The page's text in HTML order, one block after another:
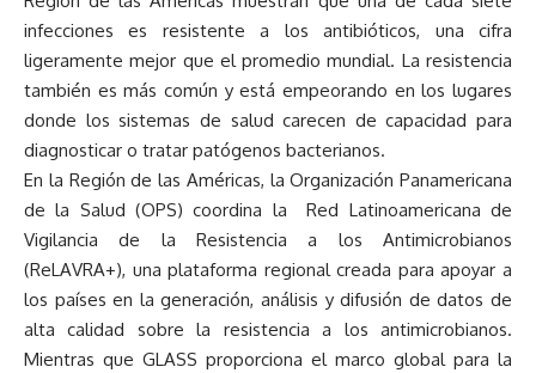
infecciones es resistente a los antibióticos, una cifra
ligeramente mejor que el promedio mundial. La resistencia
también es más común y está empeorando en los lugares
donde los sistemas de salud carecen de capacidad para
diagnosticar o tratar patógenos bacterianos.
En la Región de las Américas, la Organización Panamericana
de la Salud (OPS) coordina la
Red Latinoamericana de
Vigilancia de la Resistencia a los Antimicrobianos
(ReLAVRA+), una plataforma regional creada para apoyar a
los países en la generación, análisis y difusión de datos de
alta calidad sobre la resistencia a los antimicrobianos.
Mientras que GLASS proporciona el marco global para la